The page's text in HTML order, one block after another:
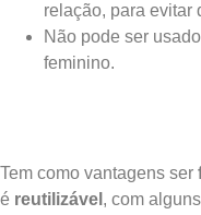
relação, para evitar
Não pode ser
feminino.
Tem como vantagens ser
é reutilizável , com